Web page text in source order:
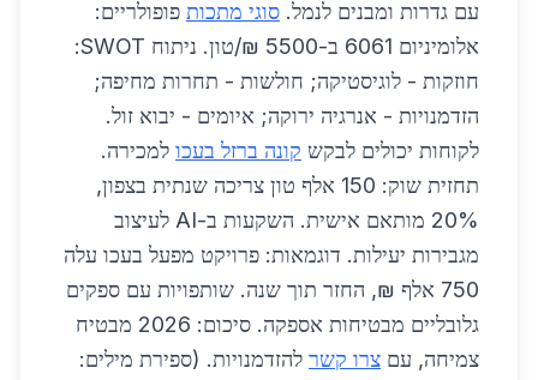
עם גדרות ומבנים לנמל. סוגי מתכות פופולריים:
אלומיניום 6061 ב-5500 ₪/טון. ניתוח SWOT:
חוזקות - לוגיסטיקה; חולשות - תחרות מחיפה;
הזדמנויות - אנרגיה ירוקה; איומים - יבוא זול.
לקוחות יכולים לבקש קונה ברזל בעכו למכירה.
תחזית שוק: 150 אלף טון צריכה שנתית בצפון,
20% מותאם אישית. השקעות ב-AI לעיצוב
מגבירות יעילות. דוגמאות: פרויקט מפעל בעכו עלה
750 אלף ₪, החזר תוך שנה. שותפויות עם ספקים
גלובליים מבטיחות אספקה. סיכום: 2026 מבטיח
צמיחה, עם צרו קשר להזדמנויות. (ספירת מילים: